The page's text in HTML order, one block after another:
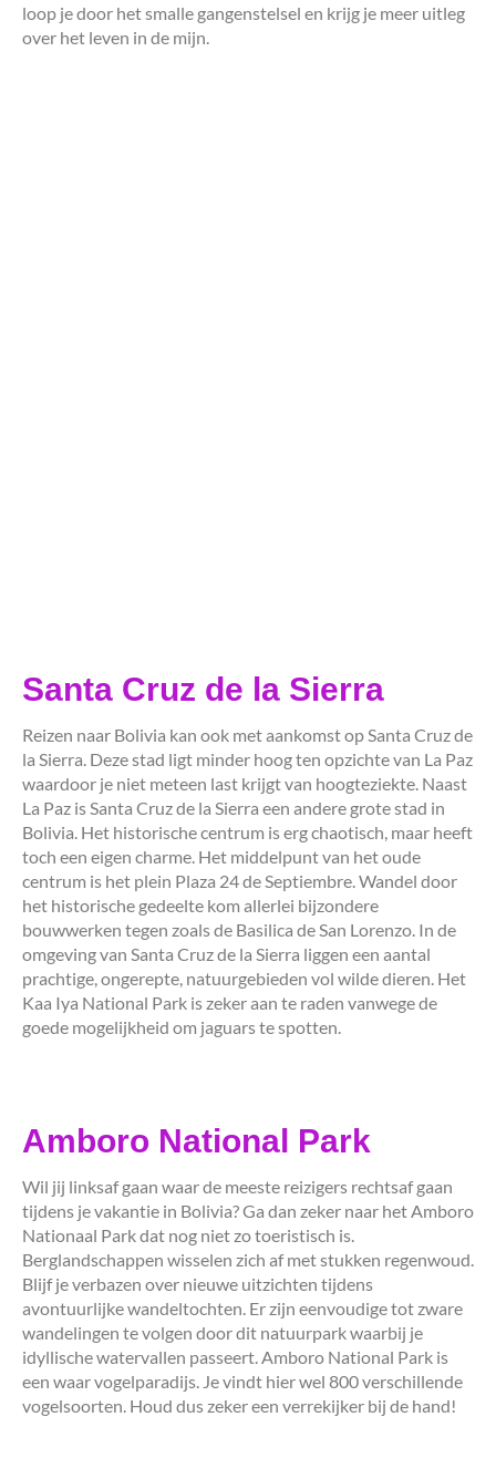
loop je door het smalle gangenstelsel en krijg je meer uitleg
over het leven in de mijn.
Santa Cruz de la Sierra
Reizen naar Bolivia kan ook met aankomst op Santa Cruz de
la Sierra. Deze stad ligt minder hoog ten opzichte van La Paz
waardoor je niet meteen last krijgt van hoogteziekte. Naast
La Paz is Santa Cruz de la Sierra een andere grote stad in
Bolivia. Het historische centrum is erg chaotisch, maar heeft
toch een eigen charme. Het middelpunt van het oude
centrum is het plein Plaza 24 de Septiembre. Wandel door
het historische gedeelte kom allerlei bijzondere
bouwwerken tegen zoals de Basilica de San Lorenzo. In de
omgeving van Santa Cruz de la Sierra liggen een aantal
prachtige, ongerepte, natuurgebieden vol wilde dieren. Het
Kaa Iya National Park is zeker aan te raden vanwege de
goede mogelijkheid om jaguars te spotten.
Amboro National Park
Wil jij linksaf gaan waar de meeste reizigers rechtsaf gaan
tijdens je vakantie in Bolivia? Ga dan zeker naar het Amboro
Nationaal Park dat nog niet zo toeristisch is.
Berglandschappen wisselen zich af met stukken regenwoud.
Blijf je verbazen over nieuwe uitzichten tijdens
avontuurlijke wandeltochten. Er zijn eenvoudige tot zware
wandelingen te volgen door dit natuurpark waarbij je
idyllische watervallen passeert. Amboro National Park is
een waar vogelparadijs. Je vindt hier wel 800 verschillende
vogelsoorten. Houd dus zeker een verrekijker bij de hand!